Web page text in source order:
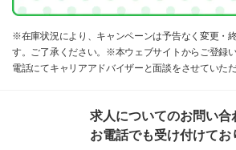
※在庫状況により、キャンペーンは予告なく変更・
す。ご了承ください。※本ウェブサイトからご登録
電話にてキャリアアドバイザーと面談をさせていた
求人についてのお問い合
お電話でも受け付けてお